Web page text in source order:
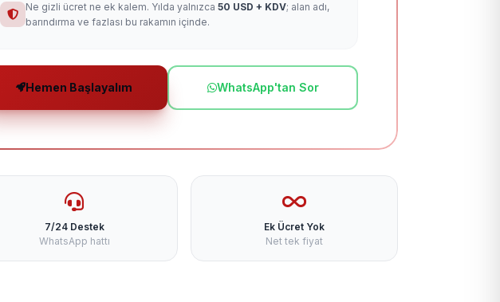
Ne gizli ücret ne ek kalem. Yılda yalnızca 50 USD + KDV; alan adı,
barındırma ve fazlası bu rakamın içinde.
Hemen Başlayalım WhatsApp'tan Sor
7/24 Destek
WhatsApp hattı
Ek Ücret Yok
Net tek fiyat